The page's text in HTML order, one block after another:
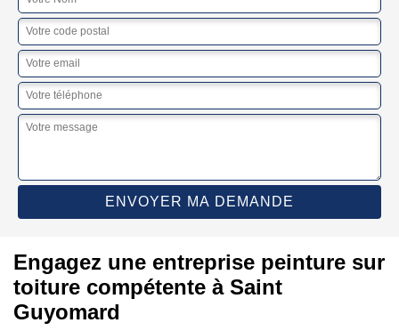
Engagez une entreprise peinture sur
toiture compétente à Saint
Guyomard